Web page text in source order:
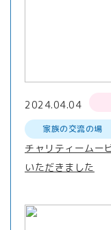
2024.04.04
家族の交流の場
チャリティームー
いただきました